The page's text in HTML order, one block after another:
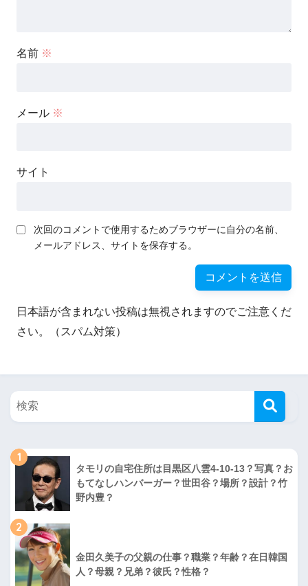
名前 ※
メール ※
サイト
次回のコメントで使用するためブラウザーに自分の名前、
メールアドレス、サイトを保存する。
日本語が含まれない投稿は無視されますのでご注意くだ
さい。（スパム対策）
1
タモリの自宅住所は目黒区八雲4-10-13？写真？お
もてなしハンバーガー？世田谷？場所？設計？竹
野内豊？
2
金田久美子の父親の仕事？職業？年齢？在日韓国
人？母親？兄弟？彼氏？性格？